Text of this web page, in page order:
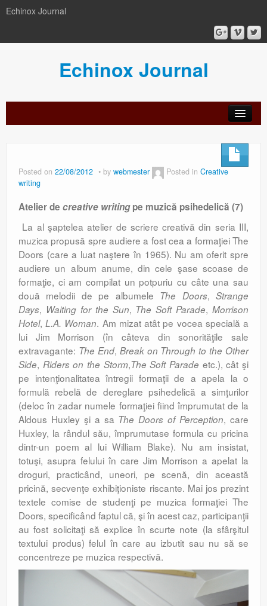
Echinox Journal
Echinox Journal
for
for
review
Ethics
Posted on 22/08/2012 by webmester Posted in Creative
writing
Atelier de creative writingpe muzică psihedelică (7)
La al şaptelea atelier de scriere creativă din seria III,
muzica propusă spre audiere a fost cea a formaţiei The
Doors (care a luat naştere în 1965). Nu am oferit spre
audiere un album anume, din cele şase scoase de
formaţie, ci am compilat un potpuriu cu câte una sau
două melodii de pe albumele The Doors,Strange
Days, Waiting for the Sun, The Soft Parade, Morrison
Hotel,L.A. Woman. Am mizat atât pe vocea specială a
lui Jim Morrison (în câteva din sonorităţile sale
extravagante: The End, Break on Through to the Other
Side, Riders on the Storm,The Soft Parade etc.), cât şi
pe intenţionalitatea întregii formaţii de a apela la o
formulă rebelă de dereglare psihedelică a simţurilor
(deloc în zadar numele formaţiei fiind împrumutat de la
Aldous Huxley şi a sa The Doors of Perception, care
Huxley, la rândul său, împrumutase formula cu pricina
dintr-un poem al lui William Blake). Nu am insistat,
totuşi, asupra felului în care Jim Morrison a apelat la
droguri, practicând, uneori, pe scenă, din această
pricină, secvenţe exhibiţioniste riscante. Mai jos prezint
textele comise de studenţi pe muzica formaţiei The
Doors, specificând faptul că, şi în acest caz, participanţii
au fost solicitaţi să explice în scurte note (la sfârşitul
textului produs) felul în care au izbutit sau nu să se
concentreze pe muzica respectivă.